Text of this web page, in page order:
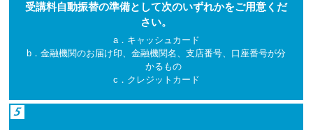
受講料自動振替の準備として次のいずれかをご用意くだ
さい。
a．キャッシュカード
b．金融機関のお届け印、金融機関名、支店番号、口座番号が分
かるもの
c．クレジットカード